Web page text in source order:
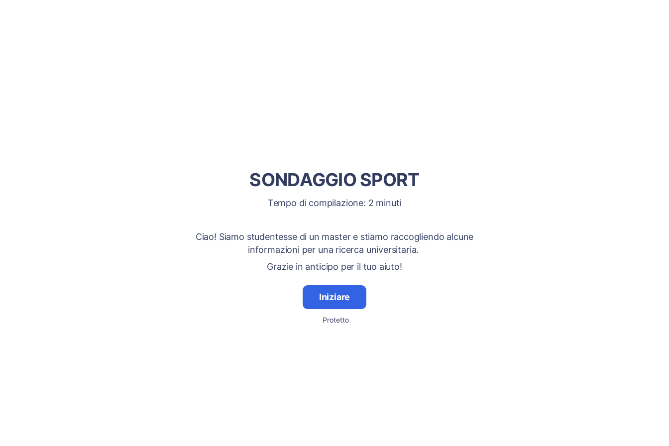
SONDAGGIO SPORT
Tempo di compilazione: 2 minuti
Ciao! Siamo studentesse di un master e stiamo raccogliendo alcune
informazioni per una ricerca universitaria.
Grazie in anticipo per il tuo aiuto!
Iniziare
Protetto